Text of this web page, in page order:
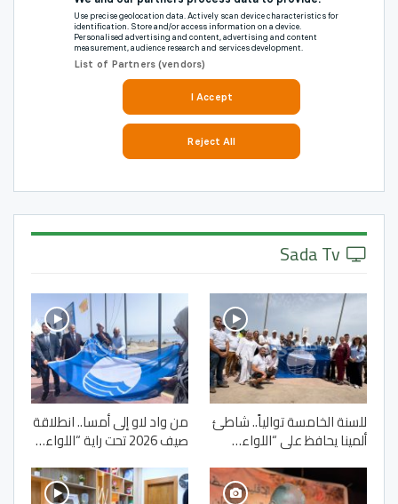
للسنة الخامسة توالياً.. شاطئ
ألمينا يحافظ على “اللواء…
من واد لاو إلى أمسا.. انطلاقة
صيف 2026 تحت راية “اللواء…